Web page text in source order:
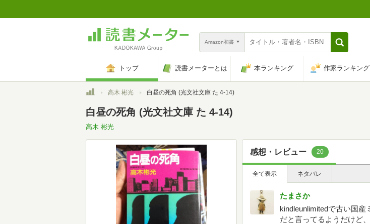
Amazon和書
トップ 読書メーターとは 本ランキング 作家ランキング
トップ高木 彬光 白昼の死角 (光文社文庫 た 4-14)
白昼の死角 (光文社文庫 た 4-14)
高木 彬光
感想・レビュー 20
全て表示 ネタバレ
たまさか
kindleunlimitedで古い国
だと言ってるようだけど